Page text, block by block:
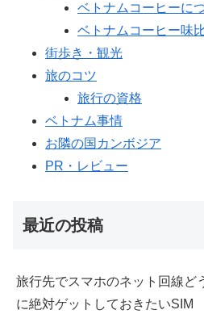
ベトナムコーヒーに
ベトナムコーヒー味
街歩き・観光
旅のコツ
旅行の資格
ベトナム事情
お隣の国カンボジア
PR・レビュー
最近の投稿
旅行先でスマホのネット回線ど
に絶対ゲットしておきたいSIM